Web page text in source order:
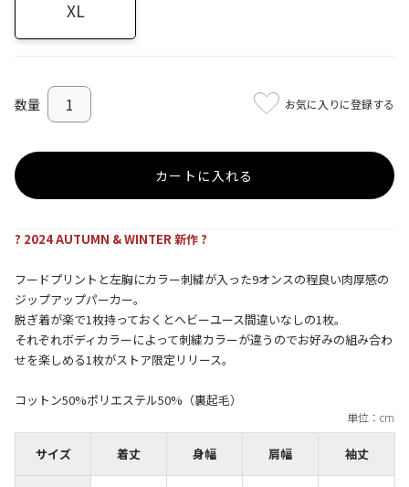
XL
お気に入りに登録する
カートに入れる
? 2024 AUTUMN & WINTER 新作 ?
フードプリントと左胸にカラー刺繍が入った9オンスの程良い肉厚感の
ジップアップパーカー。
脱ぎ着が楽で1枚持っておくとヘビーユース間違いなしの1枚。
それぞれボディカラーによって刺繍カラーが違うのでお好みの組み合わ
せを楽しめる1枚がストア限定リリース。
コットン50%ポリエステル50%（裏起毛）
サイズ 着丈 身幅 肩幅 袖丈